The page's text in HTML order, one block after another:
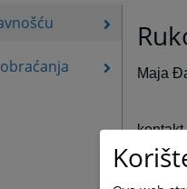
Maja
kontakt